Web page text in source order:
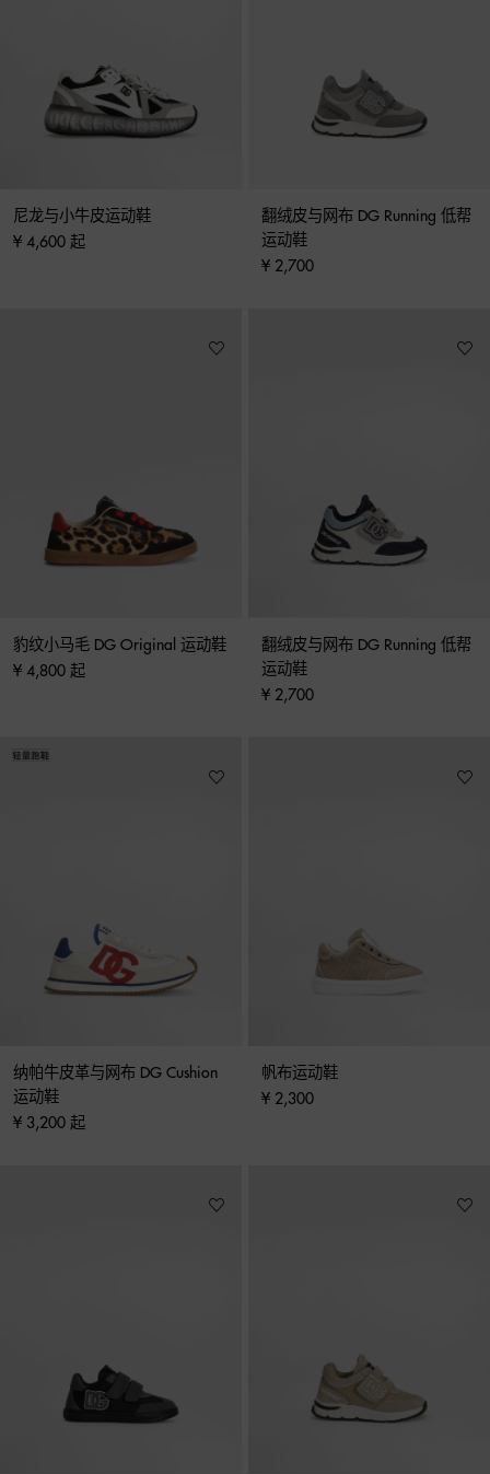
尼龙与小牛皮运动鞋
¥ 4,600 起
翻绒皮与网布 DG Running 低帮
运动鞋
¥ 2,700
豹纹小马毛 DG Original 运动鞋
¥ 4,800 起
翻绒皮与网布 DG Running 低帮
运动鞋
¥ 2,700
纳帕牛皮革与网布 DG Cushion
运动鞋
¥ 3,200 起
帆布运动鞋
¥ 2,300